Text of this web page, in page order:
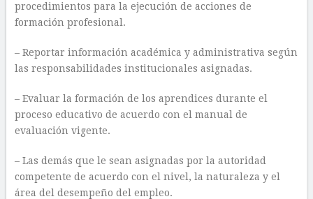
procedimientos para la ejecución de acciones de
formación profesional.
– Reportar información académica y administrativa según
las responsabilidades institucionales asignadas.
– Evaluar la formación de los aprendices durante el
proceso educativo de acuerdo con el manual de
evaluación vigente.
– Las demás que le sean asignadas por la autoridad
competente de acuerdo con el nivel, la naturaleza y el
área del desempeño del empleo.